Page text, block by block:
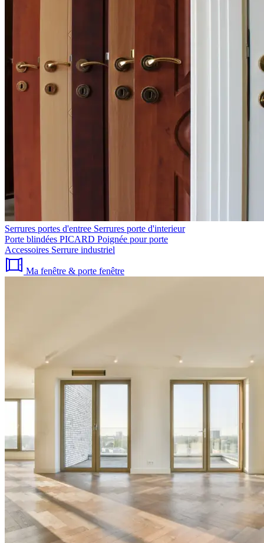
Serrures portes d'entree Serrures porte d'interieur
Porte blindées PICARD Poignée pour porte
Accessoires Serrure industriel
Ma fenêtre & porte fenêtre